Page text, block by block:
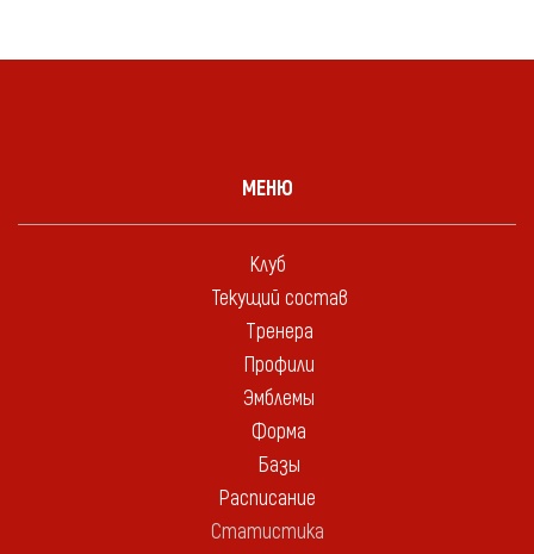
МЕНЮ
Клуб
Текущий состав
Тренера
Профили
Эмблемы
Форма
Базы
Расписание
Статистика